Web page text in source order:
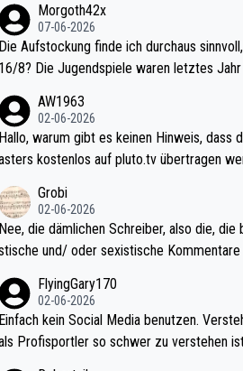
Morgoth42x
07-06-2026
Die Aufstockung finde ich durchaus
16/8? Die Jugendspiele waren letztes Jahr durchaus sehr kur
fiziert. Somit ändert die automatische
eisters erstmal nichts. Ich denke sie wollen damit für nächste
wohl wenig WDF Turniere spielen. Dies
etztes Jahr der Fall. Er musste als
urch den Qualifier und ich glaube kaum,
(in Vegas) antun würde, wenn er doch
als Ziel hat.
AW1963
02-06-2026
Hallo, warum gibt es keinen Hinweis, dass die Nordic Darts M
kostenlos auf pluto.tv übertragen
Grobi
02-06-2026
Nee, die dämlichen Schreiber, also die, die
und/ oder sexistische
Leben in den Griff kriegen. Nur eins
ttler war doch neulich erst derjenige, der
vV provoziert hat. Und Littlers Mutter
FlyingGary170
02-06-2026
Einfach kein Social Media benutzen.
Profisportler so schwer zu verstehen